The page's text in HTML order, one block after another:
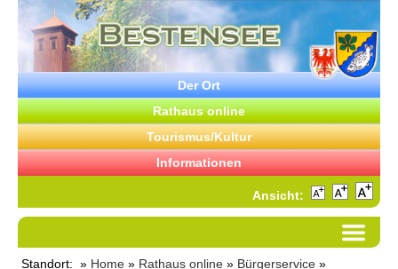
Der Ort
Rathaus online
Tourismus/Kultur
Informationen
Ansicht:
Standort: » Home » Rathaus online » Bürgerservice »